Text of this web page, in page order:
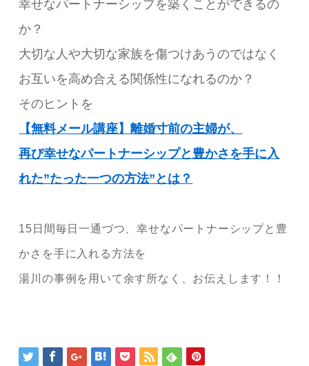
幸せなパートナーシップを築くことができるの
か？
大切な人や大切な家族を傷つけあうのではなく
お互いを高め合える関係性になれるのか？
そのヒントを
【無料メール講座】離婚寸前の主婦が、
再び幸せなパートナーシップと豊かさを手に入
れた”たった一つの方法”とは？
15日間毎日一通づつ、幸せなパートナーシップと豊
かさを手に入れる方法を
湯川の事例を用いて余す所なく、お伝えします！！